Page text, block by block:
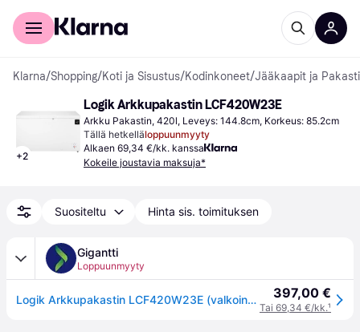
Kuluttajille
Klarna/Shopping/Koti ja Sisustus/Kodinkoneet/Jääkaapit ja
+2
Logik Arkkupakastin LCF420W23E
Arkku Pakastin, 420l, Leveys: 144.8cm, Korkeus: 85.2cm
Tällä hetkelläloppuunmyyty
Alkaen 69,34 €/kk. kanssa
Kokeile joustavia maksuja*
Suositeltu Hinta sis. toimituksen
Gigantti
Loppuunmyyty
Logik Arkkupakastin LCF420W23E (valkoinen 420 litraa) 397,00 €
Tai 69,34 €/kk.¹